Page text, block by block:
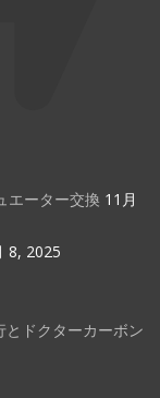
エーター交換 11月
8, 2025
ドクターカーボン